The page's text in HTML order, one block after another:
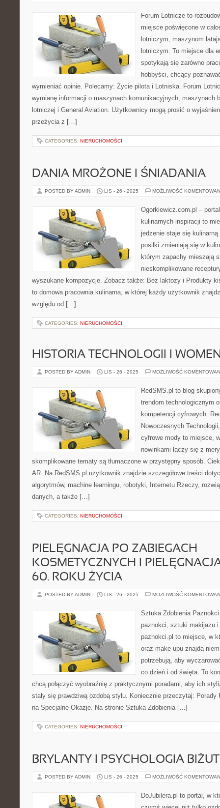
Forum Lotnicze to
miejsce poświęcone w
lotniczym, maszynom
lotniczym. To miejsce dla
spotykają się zarówno
hobbyści, chcący
wymieniać opinie. Polecamy: Życie pilota i Lotniska. Forum
wymianę informacji o maszynach komunikacyjnych, maszynach
lotniczej i General Aviation. Użytkownicy mogą prosić o
przeżycia z […]
CATEGORIES: NIERUCHOMOŚCI
DANIA MROŻONE I ŚNIADANIA
POSTED BY ADMIN LIS - 26 - 2025 MOŻLIWOŚĆ
Ogorkiewicz.com.pl –
kulinarnych inspiracji to
jedzenie staje się
posiłki zmieniają się w
którym zapachy mieszają
nieskomplikowane
wyszukane kompozycje. Zobacz także: Bez laktozy i Produkty
to domowa pracownia kulinarna, w której każdy użytkownik
względu od […]
CATEGORIES: NIERUCHOMOŚCI
HISTORIA TECHNOLOGII I
POSTED BY ADMIN LIS - 26 - 2025 MOŻLIWOŚĆ
RedSMS.pl to blog
trendom technologicznym
kompetencji cyfrowych.
Nowoczesnych
cyfrowe mody to miejsce,
nowinkami łączy się z
skomplikowane tematy są tłumaczone w przystępny sposób.
AR. Na RedSMS.pl użytkownik znajdzie szczegółowe treści
algorytmów, machine learningu, robotyki, Internetu Rzeczy,
danych, a także […]
CATEGORIES: NIERUCHOMOŚCI
PIELĘGNACJA PO ZABIEGACH
KOSMETYCZNYCH I
60. ROKU ŻYCIA
POSTED BY ADMIN LIS - 26 - 2025 MOŻLIWOŚĆ
Sztuka Zdobienia
paznokci, sztuki makijażu
paznokci.pl to miejsce, w
oraz make-upu znajdą
potrzebują, aby
co dzień i od święta. To
chcą połączyć wyobraźnię z praktycznymi poradami, aby ich
stały się prawdziwą ozdobą stylu. Koniecznie przeczytaj:
na Specjalne Okazje. Na stronie Sztuka Zdobienia […]
CATEGORIES: NIERUCHOMOŚCI
BRYLANTY I PSYCHOLOGIA
POSTED BY ADMIN LIS - 26 - 2025 MOŻLIWOŚĆ
DoJubilera.pl to portal, w